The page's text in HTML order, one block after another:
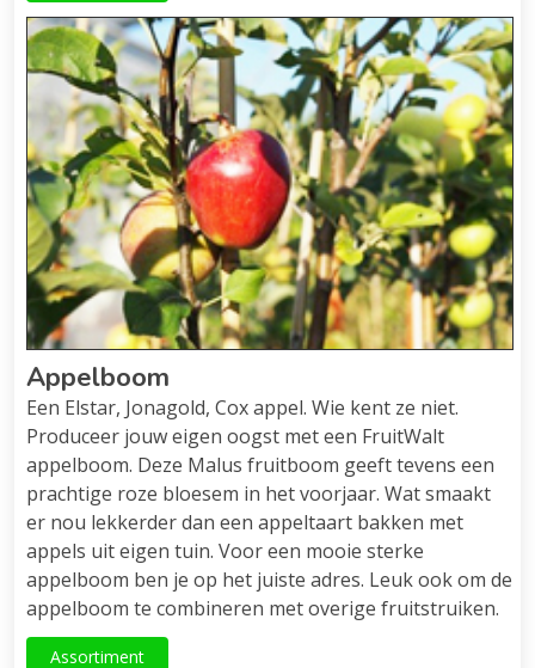
Appelboom
Een Elstar, Jonagold, Cox appel. Wie kent ze niet.
Produceer jouw eigen oogst met een FruitWalt
appelboom. Deze Malus fruitboom geeft tevens een
prachtige roze bloesem in het voorjaar. Wat smaakt
er nou lekkerder dan een appeltaart bakken met
appels uit eigen tuin. Voor een mooie sterke
appelboom ben je op het juiste adres. Leuk ook om de
appelboom te combineren met overige fruitstruiken.
Assortiment